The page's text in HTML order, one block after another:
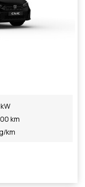
km
km